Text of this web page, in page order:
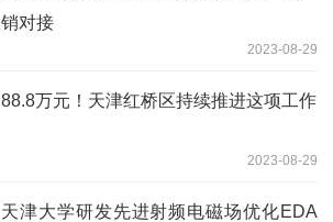
销对接
2023-08-29
88.8万元！天津红桥区持续推进这项工作
2023-08-29
天津大学研发先进射频电磁场优化EDA